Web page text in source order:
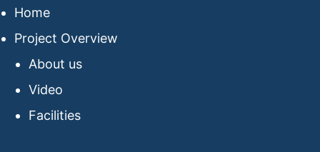
Home
Project Overview
About us
Video
Facilities